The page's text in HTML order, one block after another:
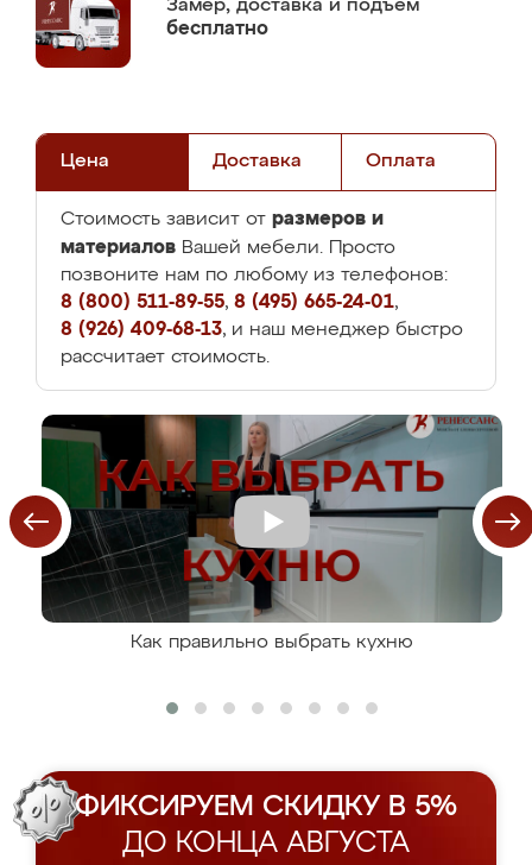
Замер, доставка и подъем
бесплатно
Цена Доставка Оплата
Стоимость зависит от размеров и
материалов Вашей мебели. Просто
позвоните нам по любому из телефонов:
8 (800) 511-89-55, 8 (495) 665-24-01,
8 (926) 409-68-13, и наш менеджер быстро
рассчитает стоимость.
Как правильно выбрать кухню
ФИКСИРУЕМ СКИДКУ В 5%
ДО КОНЦА АВГУСТА